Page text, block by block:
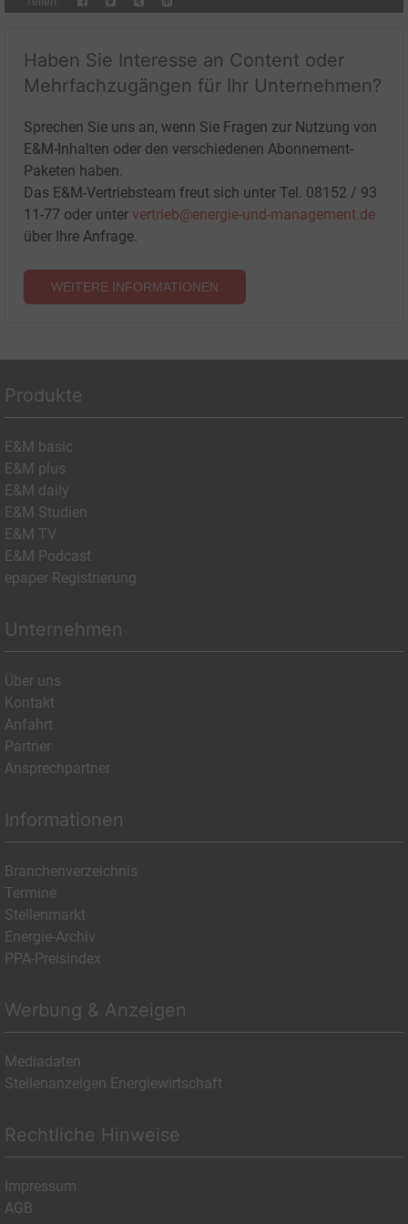
Haben Sie Interesse an Content oder
Mehrfachzugängen für Ihr Unternehmen?
Sprechen Sie uns an, wenn Sie Fragen zur Nutzung von
E&M-Inhalten oder den verschiedenen Abonnement-
Paketen haben.
Das E&M-Vertriebsteam freut sich unter Tel. 08152 / 93
11-77 oder unter vertrieb@energie-und-management.de
über Ihre Anfrage.
WEITERE INFORMATIONEN
Produkte
E&M basic
E&M plus
E&M daily
E&M Studien
E&M TV
E&M Podcast
epaper Registrierung
Unternehmen
Über uns
Kontakt
Anfahrt
Partner
Ansprechpartner
Informationen
Branchenverzeichnis
Termine
Stellenmarkt
Energie-Archiv
PPA-Preisindex
Werbung & Anzeigen
Mediadaten
Stellenanzeigen Energiewirtschaft
Rechtliche Hinweise
Impressum
AGB